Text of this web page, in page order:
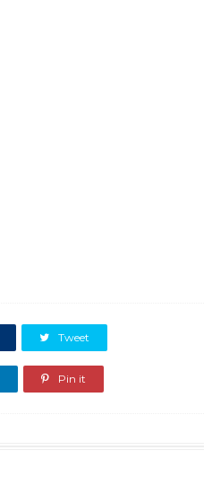
Tweet
Pin it